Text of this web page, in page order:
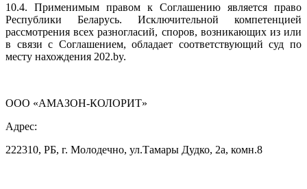
10.4. Применимым правом к Соглашению является право
Республики Беларусь. Исключительной компетенцией
рассмотрения всех разногласий, споров, возникающих из или
в связи с Соглашением, обладает соответствующий суд по
месту нахождения 202.by.
ООО «АМАЗОН-КОЛОРИТ»
Адрес:
222310, РБ, г. Молодечно, ул.Тамары Дудко, 2а, комн.8